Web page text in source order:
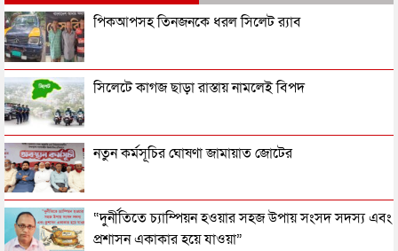
সিলেটের সাবেক মন্ত্রী-এমপিরা কে কোথায়?
জুলাই আন্দোলন ছাত্র-জনতার বীরত্বের স্মারকস্তম্ভ:
সিলেটের জোড়া ব্রিজের পাশ থেকে আটক ফরহাদ- বাদশা
সিলেটে সড়ক দুর্ঘটনায় প্রাণ গেল যুবকের
পিকআপসহ তিনজনকে ধরল সিলেট র‌্যাব
সিলেটে কাগজ ছাড়া রাস্তায় নামলেই বিপদ
নতুন কর্মসূচির ঘোষণা জামায়াত জোটের
“দুর্নীতিতে চ্যাম্পিয়ন হওয়ার সহজ উপায় সংসদ সদস্য এবং
প্রশাসন একাকার হয়ে যাওয়া”